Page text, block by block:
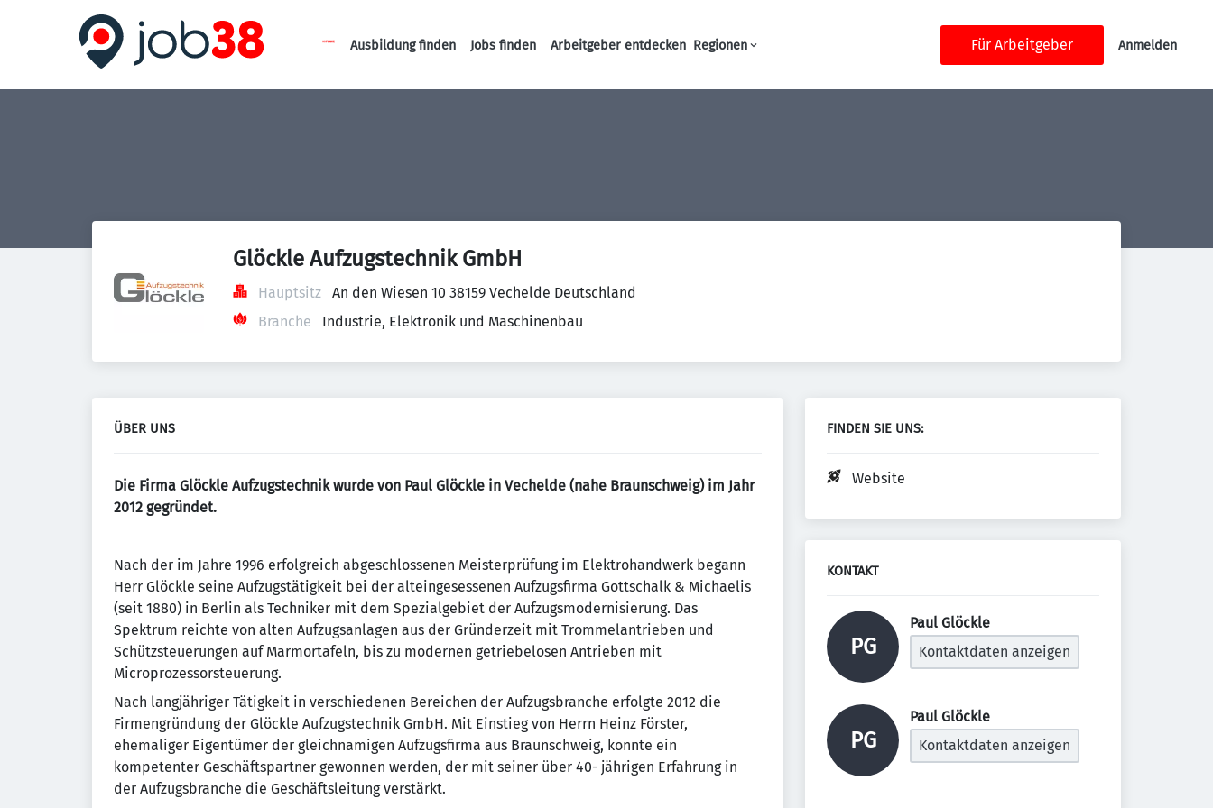
Haupt-Navigation
Ausbildung finden Jobs finden Arbeitgeber entdecken Regionen Für Arbeitgeber Anmelden
Glöckle Aufzugstechnik GmbH
Hauptsitz
An den Wiesen 10 38159 Vechelde Deutschland
Branche
Industrie, Elektronik und Maschinenbau
ÜBER UNS
Die Firma Glöckle Aufzugstechnik wurde von Paul Glöckle in Vechelde (nahe Braunschweig) im Jahr
2012 gegründet.
Nach der im Jahre 1996 erfolgreich abgeschlossenen Meisterprüfung im Elektrohandwerk begann
Herr Glöckle seine Aufzugstätigkeit bei der alteingesessenen Aufzugsfirma Gottschalk & Michaelis
(seit 1880) in Berlin als Techniker mit dem Spezialgebiet der Aufzugsmodernisierung. Das
Spektrum reichte von alten Aufzugsanlagen aus der Gründerzeit mit Trommelantrieben und
Schützsteuerungen auf Marmortafeln, bis zu modernen getriebelosen Antrieben mit
Microprozessorsteuerung.
Nach langjähriger Tätigkeit in verschiedenen Bereichen der Aufzugsbranche erfolgte 2012 die
Firmengründung der Glöckle Aufzugstechnik GmbH. Mit Einstieg von Herrn Heinz Förster,
ehemaliger Eigentümer der gleichnamigen Aufzugsfirma aus Braunschweig, konnte ein
kompetenter Geschäftspartner gewonnen werden, der mit seiner über 40- jährigen Erfahrung in
der Aufzugsbranche die Geschäftsleitung verstärkt.
FINDEN SIE UNS:
Website
KONTAKT
PG
Paul Glöckle
Kontaktdaten anzeigen
PG
Paul Glöckle
Kontaktdaten anzeigen